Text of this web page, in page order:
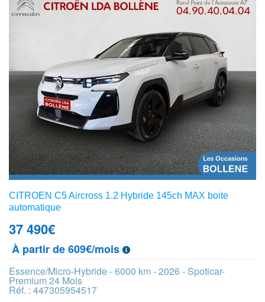
CITROEN C5 Aircross 1.2 Hybride 145ch MAX boite
automatique
37 490€
À partir de 609€/mois
Essence/Micro-Hybride - 6000 km - 2026 - Spoticar-
Premium 24 Mois
Réf. : 447305954517